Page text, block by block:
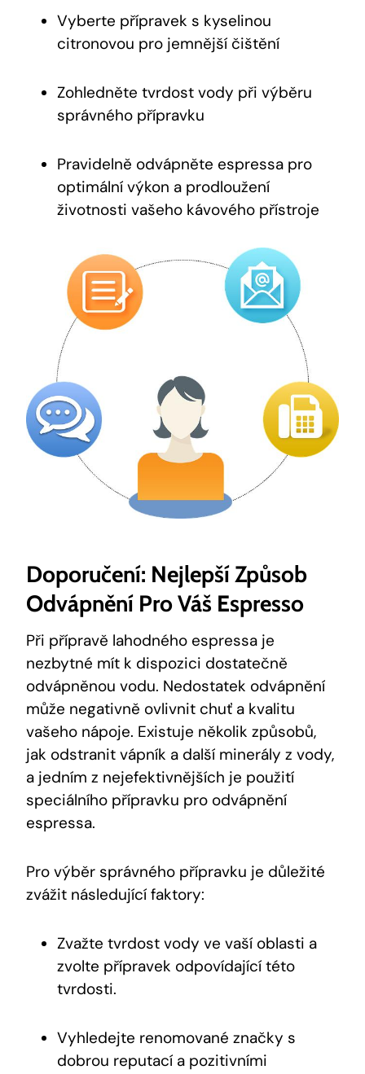
Vyberte přípravek s kyselinou
citronovou pro jemnější čištění
Zohledněte tvrdost vody při výběru
správného přípravku
Pravidelně odvápněte espressa pro
optimální výkon a prodloužení
životnosti vašeho kávového přístroje
Doporučení: Nejlepší Způsob
Odvápnění Pro Váš Espresso
Při přípravě lahodného espressa je
nezbytné mít k dispozici dostatečně
odvápněnou vodu. Nedostatek odvápnění
může negativně ovlivnit chuť a kvalitu
vašeho nápoje. Existuje několik způsobů,
jak odstranit vápník a další minerály z vody,
a jedním z nejefektivnějších je použití
speciálního přípravku pro odvápnění
espressa.
Pro výběr správného přípravku je důležité
zvážit následující faktory:
Zvažte tvrdost vody ve vaší oblasti a
zvolte přípravek odpovídající této
tvrdosti.
Vyhledejte renomované značky s
dobrou reputací a pozitivními